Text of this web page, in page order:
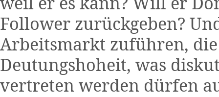
Follower zurückgeben?
Arbeitsmarkt zuführen,
Deutungshoheit, was
vertreten werden dürfen